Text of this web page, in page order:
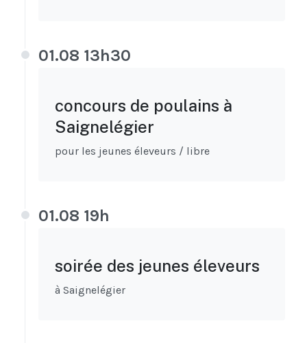
01.08 13h30
concours de poulains à
Saignelégier
pour les jeunes éleveurs / libre
01.08 19h
soirée des jeunes éleveurs
à Saignelégier